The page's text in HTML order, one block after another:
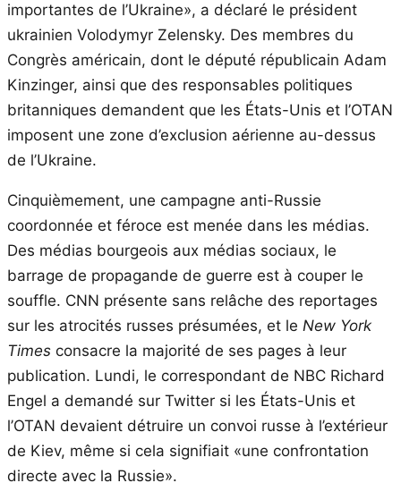
importantes de l’Ukraine», a déclaré le président
ukrainien Volodymyr Zelensky. Des membres du
Congrès américain, dont le député républicain Adam
Kinzinger, ainsi que des responsables politiques
britanniques demandent que les États-Unis et l’OTAN
imposent une zone d’exclusion aérienne au-dessus
de l’Ukraine.
Cinquièmement, une campagne anti-Russie
coordonnée et féroce est menée dans les médias.
Des médias bourgeois aux médias sociaux, le
barrage de propagande de guerre est à couper le
souffle. CNN présente sans relâche des reportages
sur les atrocités russes présumées, et le New York
Times consacre la majorité de ses pages à leur
publication. Lundi, le correspondant de NBC Richard
Engel a demandé sur Twitter si les États-Unis et
l’OTAN devaient détruire un convoi russe à l’extérieur
de Kiev, même si cela signifiait «une confrontation
directe avec la Russie».